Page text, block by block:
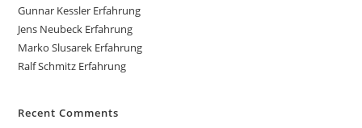
Gunnar Kessler Erfahrung
Jens Neubeck Erfahrung
Marko Slusarek Erfahrung
Ralf Schmitz Erfahrung
Recent Comments